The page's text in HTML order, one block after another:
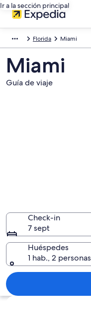
Ir a la sección principal
Florida Miami
Miami
Guía de viaje
Check-in
7 sept
Huéspedes
1 hab., 2 personas
Ver mapa